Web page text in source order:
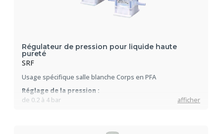
Régulateur de pression pour liquide haute
pureté
SRF
Usage spécifique salle blanche Corps en PFA
Réglage de la pression :
de 0.2 à 4 bar
afficher